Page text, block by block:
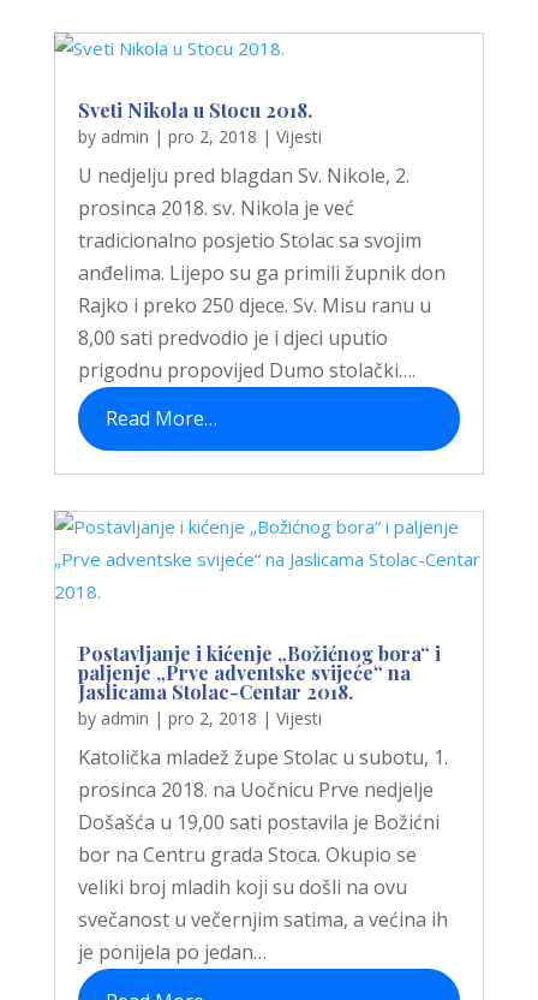
Sveti Nikola u Stocu 2018.
by admin | pro 2, 2018 | Vijesti
U nedjelju pred blagdan Sv. Nikole, 2.
prosinca 2018. sv. Nikola je već
tradicionalno posjetio Stolac sa svojim
anđelima. Lijepo su ga primili župnik don
Rajko i preko 250 djece. Sv. Misu ranu u
8,00 sati predvodio je i djeci uputio
prigodnu propovijed Dumo stolački….
Read More…
Postavljanje i kićenje „Božićnog bora“ i
paljenje „Prve adventske svijeće“ na
Jaslicama Stolac-Centar 2018.
by admin | pro 2, 2018 | Vijesti
Katolička mladež župe Stolac u subotu, 1.
prosinca 2018. na Uočnicu Prve nedjelje
Došašća u 19,00 sati postavila je Božićni
bor na Centru grada Stoca. Okupio se
veliki broj mladih koji su došli na ovu
svečanost u večernjim satima, a većina ih
je ponijela po jedan…